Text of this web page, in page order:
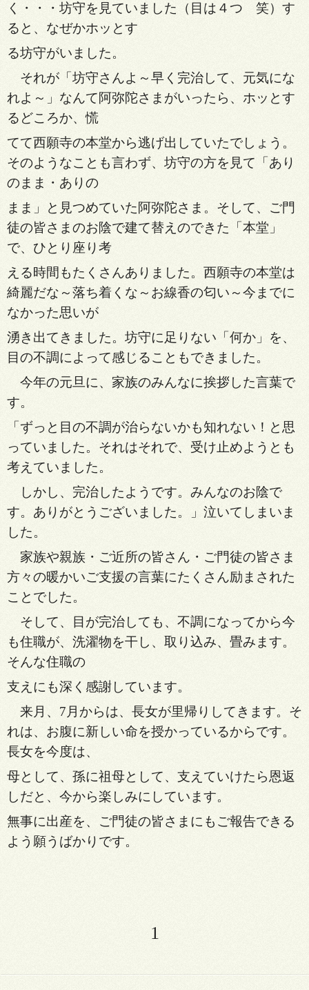
く・・・坊守を見ていました（目は４つ 笑）す
ると、なぜかホッとす
る坊守がいました。
それが「坊守さんよ～早く完治して、元気にな
れよ～」なんて阿弥陀さまがいったら、ホッとす
るどころか、慌
てて西願寺の本堂から逃げ出していたでしょう。
そのようなことも言わず、坊守の方を見て「あり
のまま・ありの
まま」と見つめていた阿弥陀さま。そして、ご門
徒の皆さまのお陰で建て替えのできた「本堂」
で、ひとり座り考
える時間もたくさんありました。西願寺の本堂は
綺麗だな～落ち着くな～お線香の匂い～今までに
なかった思いが
湧き出てきました。坊守に足りない「何か」を、
目の不調によって感じることもできました。
今年の元旦に、家族のみんなに挨拶した言葉で
す。
「ずっと目の不調が治らないかも知れない！と思
っていました。それはそれで、受け止めようとも
考えていました。
しかし、完治したようです。みんなのお陰で
す。ありがとうございました。」泣いてしまいま
した。
家族や親族・ご近所の皆さん・ご門徒の皆さま
方々の暖かいご支援の言葉にたくさん励まされた
ことでした。
そして、目が完治しても、不調になってから今
も住職が、洗濯物を干し、取り込み、畳みます。
そんな住職の
支えにも深く感謝しています。
来月、7月からは、長女が里帰りしてきます。そ
れは、 お腹に新しい命を授かっているからです。
長女を今度は、
母として、孫に祖母として、支えていけたら恩返
しだと、 今から楽しみにしています。
無事に出産を、ご門徒の皆さまにもご報告できる
よう願うばかりです。
1